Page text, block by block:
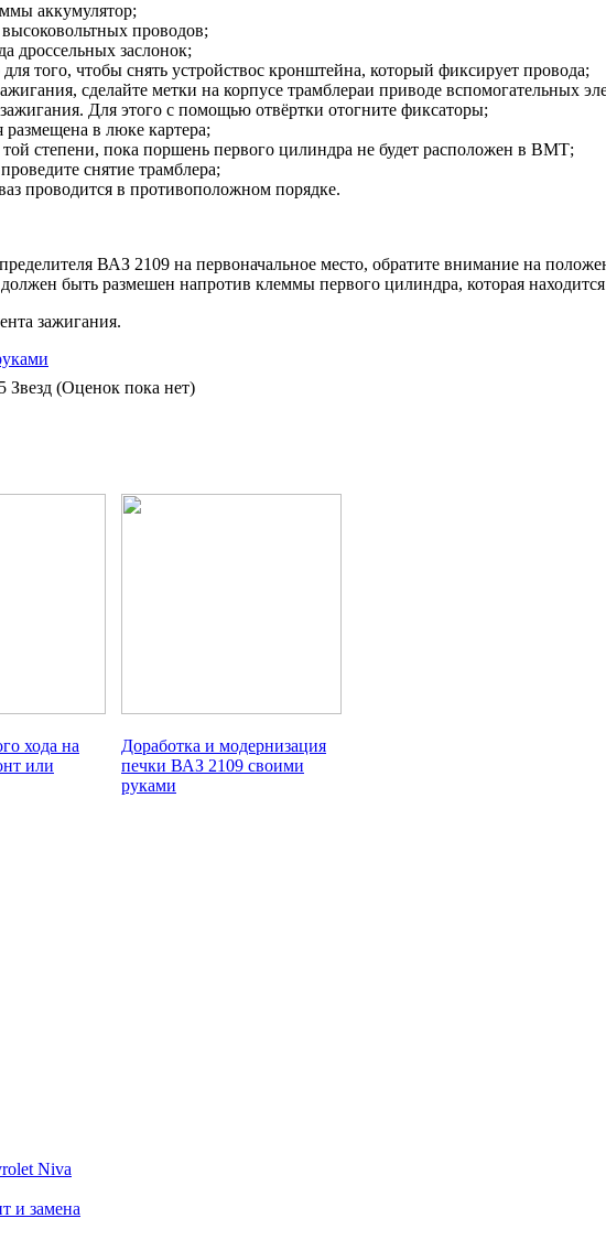
аккумулятор;
проводов;
дроссельных заслонок;
того, чтобы снять устройствос кронштейна, который фиксирует провода;
сделайте метки на корпусе трамблераи приводе вспомогательных
Для этого с помощью отвёртки отогните фиксаторы;
в люке картера;
степени, пока поршень первого цилиндра не будет расположен в ВМТ;
снятие трамблера;
проводится в противоположном порядке.
ВАЗ 2109 на первоначальное место, обратите внимание на
быть размешен напротив клеммы первого цилиндра, которая
зажигания.
(Оценок пока нет)
хода на
или
Доработка и модернизация
печки ВАЗ 2109 своими
руками
Niva
и замена